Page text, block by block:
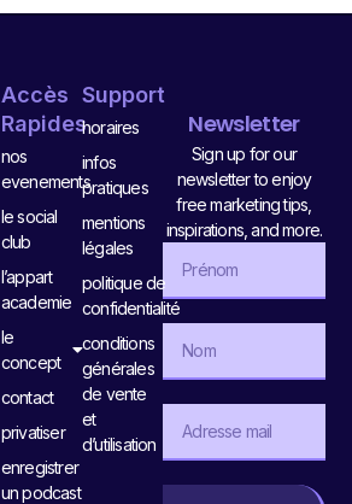
Accès
Rapides
nos
evenements
le social
club
l’appart
academie
le
concept
contact
privatiser
enregistrer
un podcast
Support
horaires
infos
pratiques
mentions
légales
politique de
confidentialité
conditions
générales
de vente
et
d’utilisation
Newsletter
Sign up for our
newsletter to enjoy
free marketing tips,
inspirations, and more.